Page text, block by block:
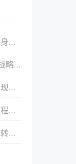
控
素
型
然
色